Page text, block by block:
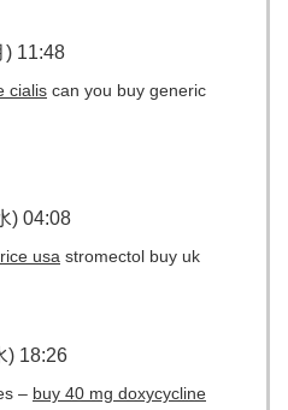
) 11:48
cialis can you buy generic
) 04:08
usa stromectol buy uk
) 18:26
– buy 40 mg doxycycline